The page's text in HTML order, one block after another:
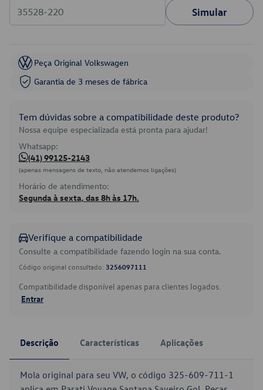
Simular
Peça Original Volkswagen
Garantia de 3 meses de fábrica
Tem dúvidas sobre a compatibilidade deste produto?
Nossa equipe especializada está pronta para ajudar!
Whatsapp:
(41) 99125-2143
(apenas mensagens de texto, não atendemos ligações)
Horário de atendimento:
Segunda à sexta, das 8h às 17h.
Verifique a compatibilidade
Consulte a compatibilidade fazendo login na sua conta.
Código original consultado: 3256097111
Compatibilidade disponível apenas para clientes logados.
Entrar
Descrição Características Aplicações
Mola original para seu VW, o código 325-609-711-1